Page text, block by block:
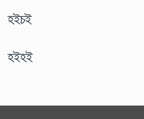
হইচই
হইহই